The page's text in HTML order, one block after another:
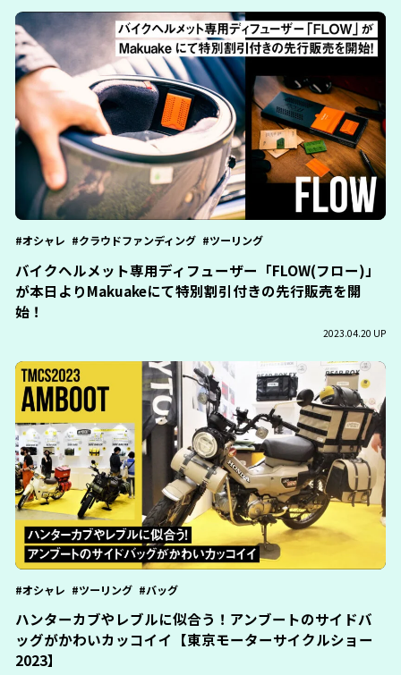
オシャレ クラウドファンディング ツーリング
バイクヘルメット専用ディフューザー「FLOW(フロー)」
が本日よりMakuakeにて特別割引付きの先⾏販売を開
始！
2023.04.20 UP
オシャレ ツーリング バッグ
ハンターカブやレブルに似合う！アンブートのサイドバ
ッグがかわいカッコイイ【東京モーターサイクルショー
2023】